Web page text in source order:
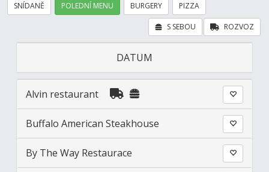
SNÍDANĚ POLEDNÍ MENU BURGERY PIZZA
ROZVOZ
S SEBOU
DATUM
Alvin restaurant
Buffalo American Steakhouse
By The Way Restaurace